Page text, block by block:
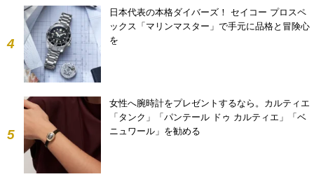
4
日本代表の本格ダイバーズ！ セイコー プロスペ
ックス「マリンマスター」で手元に品格と冒険心
を
5
女性へ腕時計をプレゼントするなら。カルティエ
「タンク」「パンテール ドゥ カルティエ」「ベ
ニュワール」を勧める